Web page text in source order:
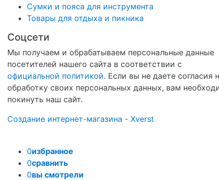
Сумки и пояса для инструмента
Товары для отдыха и пикника
Соцсети
Мы получаем и обрабатываем персональные данные
посетителей нашего сайта в соответствии с
официальной политикой. Если вы не даете согласия
обработку своих персональных данных, вам
покинуть наш сайт.
Создание интернет-магазина - Xverst
0избранное
0сравнить
0вы смотрели